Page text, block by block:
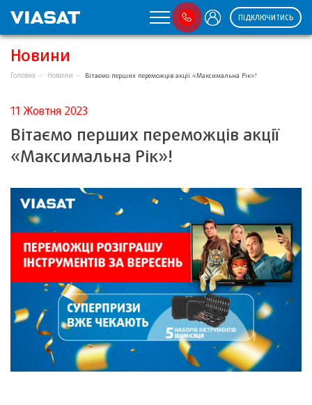
ПІДКЛЮЧИТИСЬ
Новини
Головна Новини Вітаємо перших переможців акції «Максимальна Рік»!
11 Жовтня 2023
Вітаємо перших переможців акції
«Максимальна Рік»!